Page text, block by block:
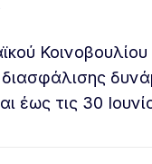
Κοινοβουλίου
έως τις 30